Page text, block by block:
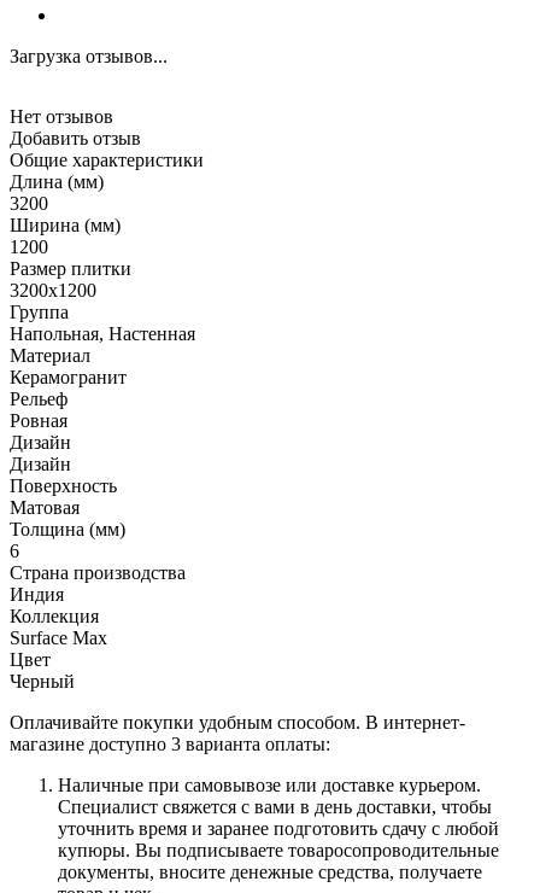
Загрузка отзывов...
Нет отзывов
Добавить отзыв
Общие характеристики
Длина (мм)
3200
Ширина (мм)
1200
Размер плитки
3200x1200
Группа
Напольная, Настенная
Материал
Керамогранит
Рельеф
Ровная
Дизайн
Дизайн
Поверхность
Матовая
Толщина (мм)
6
Страна производства
Индия
Коллекция
Surface Max
Цвет
Черный
Оплачивайте покупки удобным способом. В интернет-
магазине доступно 3 варианта оплаты:
Наличные при самовывозе или доставке курьером.
Специалист свяжется с вами в день доставки, чтобы
уточнить время и заранее подготовить сдачу с любой
купюры. Вы подписываете товаросопроводительные
документы, вносите денежные средства, получаете